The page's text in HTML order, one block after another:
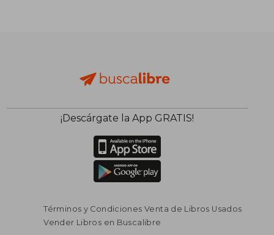
¡Descárgate la App GRATIS!
Términos y Condiciones Venta de Libros Usados
Vender Libros en Buscalibre